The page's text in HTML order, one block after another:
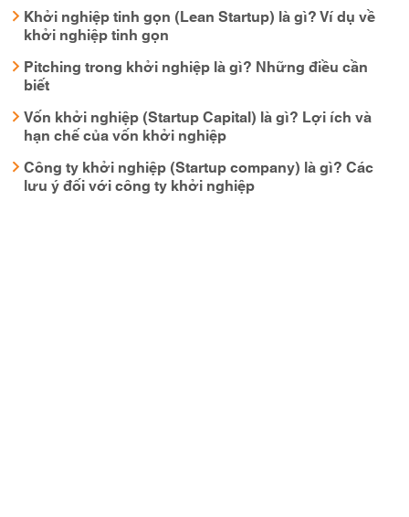
Khởi nghiệp tinh gọn (Lean Startup) là gì? Ví dụ về
khởi nghiệp tinh gọn
Pitching trong khởi nghiệp là gì? Những điều cần
biết
Vốn khởi nghiệp (Startup Capital) là gì? Lợi ích và
hạn chế của vốn khởi nghiệp
Công ty khởi nghiệp (Startup company) là gì? Các
lưu ý đối với công ty khởi nghiệp